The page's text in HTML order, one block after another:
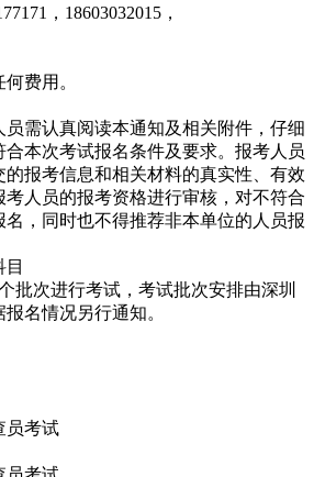
，18603032015，
费用。
需认真阅读本通知及相关附件，仔细
本次考试报名条件及要求。报考人员
报考信息和相关材料的真实性、有效
人员的报考资格进行审核，对不符合
，同时也不得推荐非本单位的人员报
次进行考试，考试批次安排由深圳
名情况另行通知。
考试